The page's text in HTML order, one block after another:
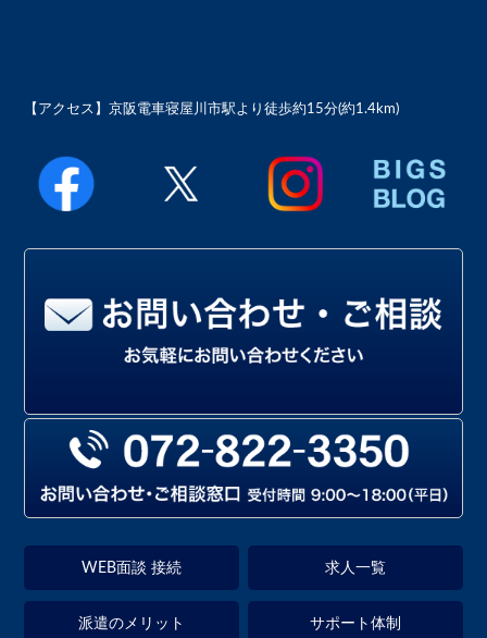
【アクセス】京阪電車寝屋川市駅より徒歩約15分(約1.4km)
WEB面談 接続 求人一覧
派遣のメリット サポート体制